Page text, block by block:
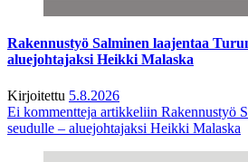
Rakennustyö Salminen laajentaa
aluejohtajaksi Heikki Malaska
Kirjoitettu 5.8.2026
Ei kommentteja artikkeliin Rakennustyö
seudulle – aluejohtajaksi Heikki Malaska